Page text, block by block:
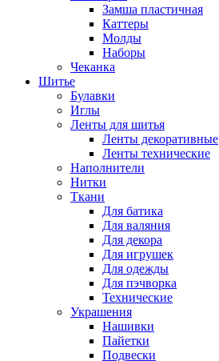
Замша пластичная
Каттеры
Молды
Наборы
Чеканка
Шитье
Булавки
Иглы
Ленты для шитья
Ленты декоративные
Ленты технические
Наполнители
Нитки
Ткани
Для батика
Для валяния
Для декора
Для игрушек
Для одежды
Для пэчворка
Технические
Украшения
Нашивки
Пайетки
Подвески